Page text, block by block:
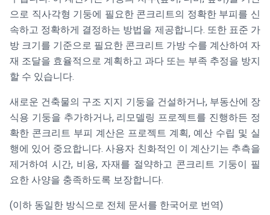
으로 직사각형 기둥에 필요한 콘크리트의 정확한 부피를 신
속하고 정확하게 결정하는 방법을 제공합니다. 또한 표준 가
방 크기를 기준으로 필요한 콘크리트 가방 수를 계산하여 자
재 조달을 효율적으로 계획하고 과다 또는 부족 추정을 방지
할 수 있습니다.
새로운 건축물의 구조 지지 기둥을 건설하거나, 부동산에 장
식용 기둥을 추가하거나, 리모델링 프로젝트를 진행하든 정
확한 콘크리트 부피 계산은 프로젝트 계획, 예산 수립 및 실
행에 있어 중요합니다. 사용자 친화적인 이 계산기는 추측을
제거하여 시간, 비용, 자재를 절약하고 콘크리트 기둥이 필
요한 사양을 충족하도록 보장합니다.
(이하 동일한 방식으로 전체 문서를 한국어로 번역)